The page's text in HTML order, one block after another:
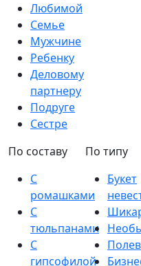
Любимой
Семье
Мужчине
Ребенку
Деловому
партнеру
Подруге
Сестре
По составу
С
ромашками
С
тюльпанами
С
гипсофилой
По типу
Букет